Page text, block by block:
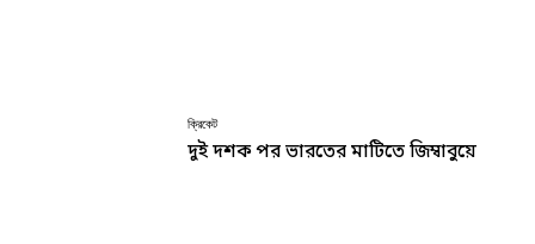
ক্রিকেট
দুই দশক পর ভারতের মাটিতে জিম্বাবুয়ে